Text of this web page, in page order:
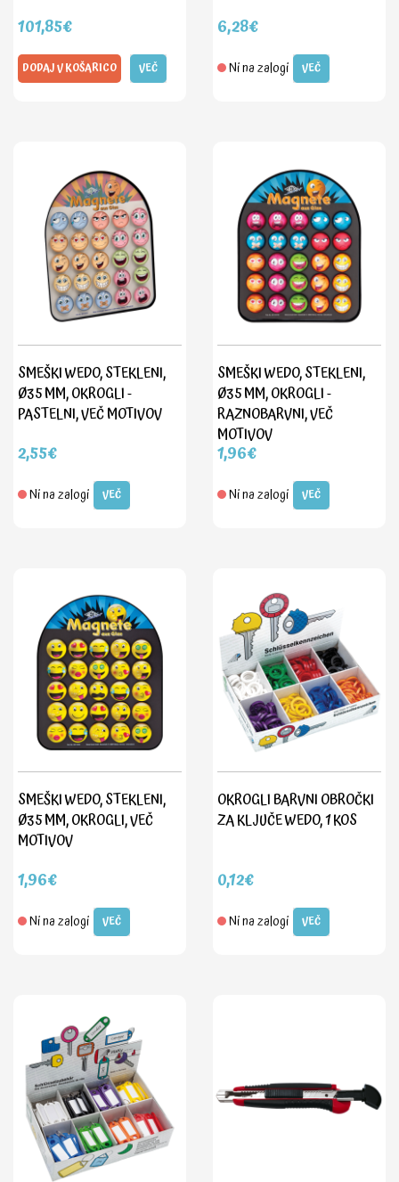
101,85€
DODAJ V KOŠARICO VEČ
6,28€
Ni na zalogi VEČ
SMEŠKI WEDO, STEKLENI,
Ø35 MM, OKROGLI -
PASTELNI, VEČ MOTIVOV
2,55€
Ni na zalogi VEČ
SMEŠKI WEDO, STEKLENI,
Ø35 MM, OKROGLI -
RAZNOBARVNI, VEČ
MOTIVOV
1,96€
Ni na zalogi VEČ
SMEŠKI WEDO, STEKLENI,
Ø35 MM, OKROGLI, VEČ
MOTIVOV
1,96€
Ni na zalogi VEČ
OKROGLI BARVNI OBROČKI
ZA KLJUČE WEDO, 1 KOS
0,12€
Ni na zalogi VEČ